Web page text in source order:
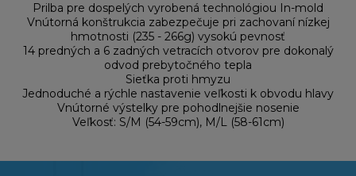
Prilba pre dospelých vyrobená technológiou In-mold
Vnútorná konštrukcia zabezpečuje pri zachovaní nízkej
hmotnosti (235 - 266g) vysokú pevnosť
14 predných a 6 zadných vetracích otvorov pre dokonalý
odvod prebytočného tepla
Sieťka proti hmyzu
Jednoduché a rýchle nastavenie veľkosti k obvodu hlavy
Vnútorné výstelky pre pohodlnejšie nosenie
Veľkosť: S/M (54-59cm), M/L (58-61cm)